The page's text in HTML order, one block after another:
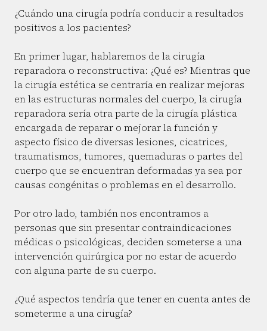
¿Cuándo una cirugía podría conducir a resultados
positivos a los pacientes?
En primer lugar, hablaremos de la cirugía
reparadora o reconstructiva: ¿Qué es? Mientras que
la cirugía estética se centraría en realizar mejoras
en las estructuras normales del cuerpo, la cirugía
reparadora sería otra parte de la cirugía plástica
encargada de reparar o mejorar la función y
aspecto físico de diversas lesiones, cicatrices,
traumatismos, tumores, quemaduras o partes del
cuerpo que se encuentran deformadas ya sea por
causas congénitas o problemas en el desarrollo.
Por otro lado, también nos encontramos a
personas que sin presentar contraindicaciones
médicas o psicológicas, deciden someterse a una
intervención quirúrgica por no estar de acuerdo
con alguna parte de su cuerpo.
¿Qué aspectos tendría que tener en cuenta antes de
someterme a una cirugía?